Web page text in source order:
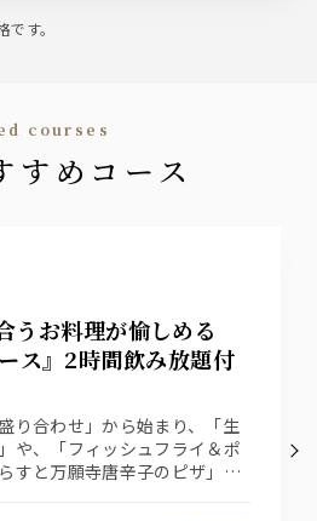
イボール
ーム・カナディアンクラブ・ティ
ト/ソーダ割り お好みの飲み方で
オレンジ・カシスウーロン・ピー
ンジャー
・オレンジブロッサム・ジンソー
す。
courses
すめコース
うお料理が愉しめる
ス』2時間飲み放題付
り合わせ」から始まり、「生
や、「フィッシュフライ＆ポ
すと万願寺唐辛子のピザ」メ